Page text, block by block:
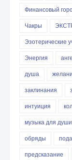
Финансовый
Чакры
Эзотерические
Энергия
душа
заклинания
интуиция
музыка для души
обряды
предсказание